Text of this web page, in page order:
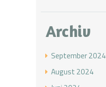
Archiv
September 2024
August 2024